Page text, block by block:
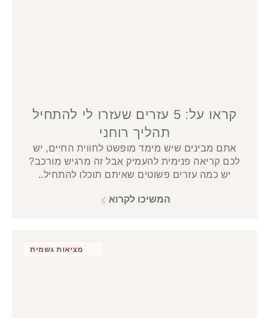
קראו על: 5 עזרים שעזרו לי להתחיל
תהליך רוחני
אתם מבינים שיש מימד מופשט לחווית החיים, יש
לכם קריאה פנימית להעמיק אבל זה מרגיש מורכב?
יש כמה עזרים פשוטים שאיתם תוכלו להתחיל..
המשיכו לקרוא
מציאות גשמית